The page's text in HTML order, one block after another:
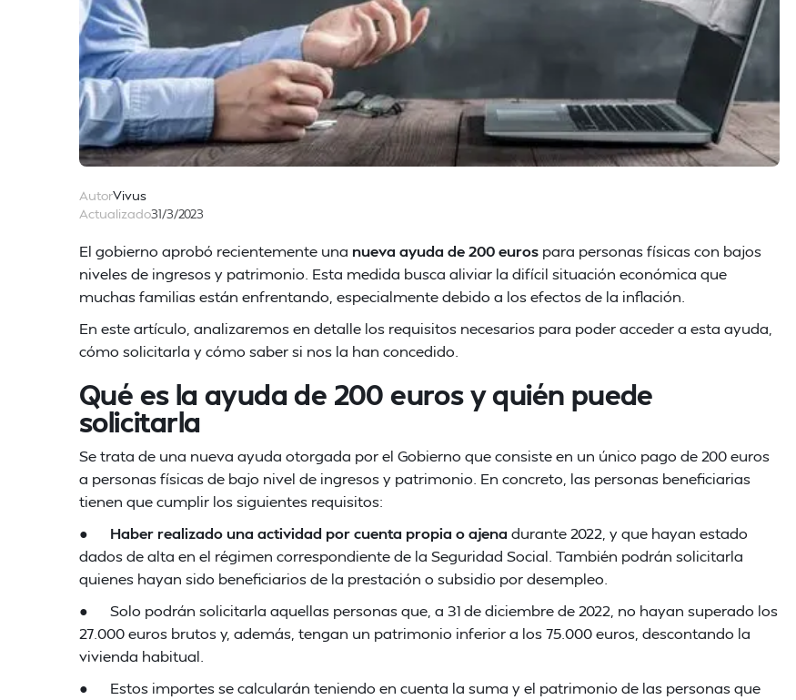
AutorVivus
Actualizado31/3/2023
El gobierno aprobó recientemente una nueva ayuda de 200 euros para personas físicas con bajos
niveles de ingresos y patrimonio. Esta medida busca aliviar la difícil situación económica que
muchas familias están enfrentando, especialmente debido a los efectos de la inflación.
En este artículo, analizaremos en detalle los requisitos necesarios para poder acceder a esta ayuda,
cómo solicitarla y cómo saber si nos la han concedido.
Qué es la ayuda de 200 euros y quién puede
solicitarla
Se trata de una nueva ayuda otorgada por el Gobierno que consiste en un único pago de 200 euros
a personas físicas de bajo nivel de ingresos y patrimonio. En concreto, las personas beneficiarias
tienen que cumplir los siguientes requisitos:
● Haber realizado una actividad por cuenta propia o ajena durante 2022, y que hayan estado
dados de alta en el régimen correspondiente de la Seguridad Social. También podrán solicitarla
quienes hayan sido beneficiarios de la prestación o subsidio por desempleo.
● Solo podrán solicitarla aquellas personas que, a 31 de diciembre de 2022, no hayan superado los
27.000 euros brutos y, además, tengan un patrimonio inferior a los 75.000 euros, descontando la
vivienda habitual.
● Estos importes se calcularán teniendo en cuenta la suma y el patrimonio de las personas que